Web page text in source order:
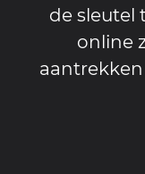
de sleutel
online